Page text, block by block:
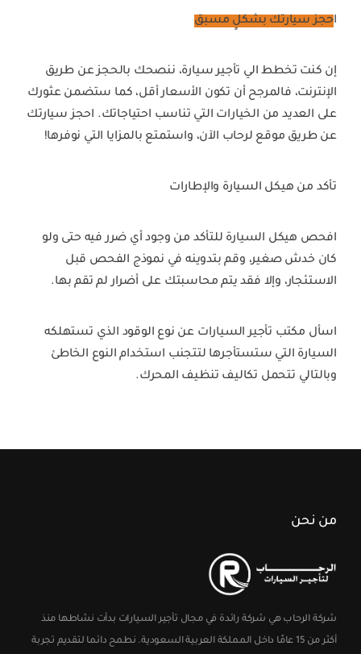
احجز سيارتك بشكلٍ مسبق
إن كنت تخطط الي تأجير سيارة، ننصحك بالحجز عن طريق
الإنترنت، فالمرجح أن تكون الأسعار أقل، كما ستضمن عثورك
على العديد من الخيارات التي تناسب احتياجاتك. احجز سيارتك
عن طريق موقع لرحاب الآن، واستمتع بالمزايا التي نوفرها!
تأكد من هيكل السيارة والإطارات
افحص هيكل السيارة للتأكد من وجود أي ضرر فيه حتى ولو
كان خدش صغير، وقم بتدوينه في نموذج الفحص قبل
الاستئجار، وإلا فقد يتم محاسبتك على أضرار لم تقم بها.
اسأل مكتب تأجير السيارات عن نوع الوقود الذي تستهلكه
السيارة التي ستستأجرها لتتجنب استخدام النوع الخاطئ
وبالتالي تتحمل تكاليف تنظيف المحرك.
من نحن
شركة الرحاب هي شركة رائدة في مجال تأجير السيارات بدأت نشاطها منذ
أكثر من 15 عامًا داخل المملكة العربية السعودية. نطمح دائما لتقديم تجربة